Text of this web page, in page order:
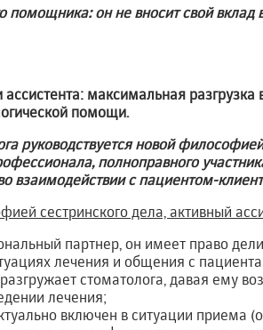
помощника:он не вносит свой вклад
максимальная
помощи.
руководствуется новой
полноправного
взаимодействии с пациентом-
сестринского дела, активный
партнер, он имеет право
лечения и общения с
стоматолога, давая ему
лечения;
включен в ситуации приема